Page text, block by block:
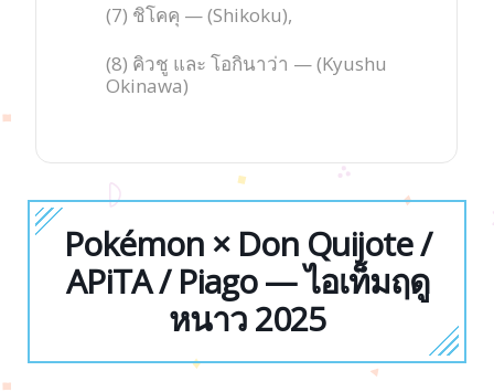
(7) ชิโคคุ — (Shikoku),
(8) คิวชู และ โอกินาว่า — (Kyushu
Okinawa)
Pokémon × Don Quijote /
APiTA / Piago — ไอเท็มฤดู
หนาว 2025